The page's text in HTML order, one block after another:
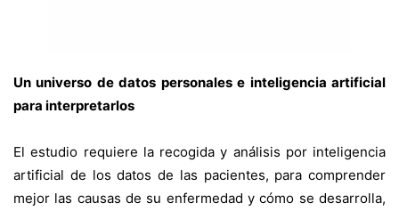
Un universo de datos personales e inteligencia artificial
para interpretarlos
El estudio requiere la recogida y análisis por inteligencia
artificial de los datos de las pacientes, para comprender
mejor las causas de su enfermedad y cómo se desarrolla,